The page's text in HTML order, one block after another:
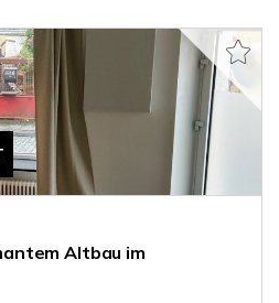
Altbau im